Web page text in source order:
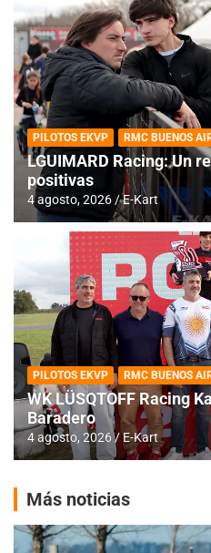
PILOTOS EKVP RMC BUENOS
LGUIMARD Racing: Un
positivas
4 agosto, 2026 E-Kart
PILOTOS EKVP RMC BUENOS
WK LÜSQTOFF Racing
Baradero
4 agosto, 2026 E-Kart
Más noticias